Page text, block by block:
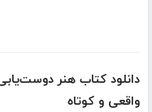
دانلود کتاب هنر
واقعی و کوتاه